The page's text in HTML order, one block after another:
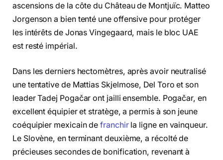
ascensions de la côte du Château de Montjuïc. Matteo
Jorgenson a bien tenté une offensive pour protéger
les intérêts de Jonas Vingegaard, mais le bloc UAE
est resté impérial.
Dans les derniers hectomètres, après avoir neutralisé
une tentative de Mattias Skjelmose, Del Toro et son
leader Tadej Pogačar ont jailli ensemble. Pogačar, en
excellent équipier et stratège, a permis à son jeune
coéquipier mexicain defranchirla ligne en vainqueur.
Le Slovène, en terminant deuxième, a récolté de
précieuses secondes de bonification, revenant à